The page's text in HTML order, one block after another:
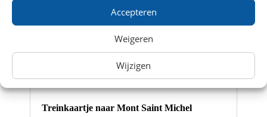
Accepteren
Weigeren
Wijzigen
Treinkaartje naar Mont Saint Michel